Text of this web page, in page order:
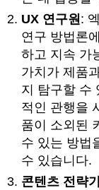
UX 연구원:
연구 방법론
하고 지속 가
가치가 제품
지 탐구할 수
적인 관행을
품이 소외된
수 있는 방법
수 있습니다.
콘텐츠 전략